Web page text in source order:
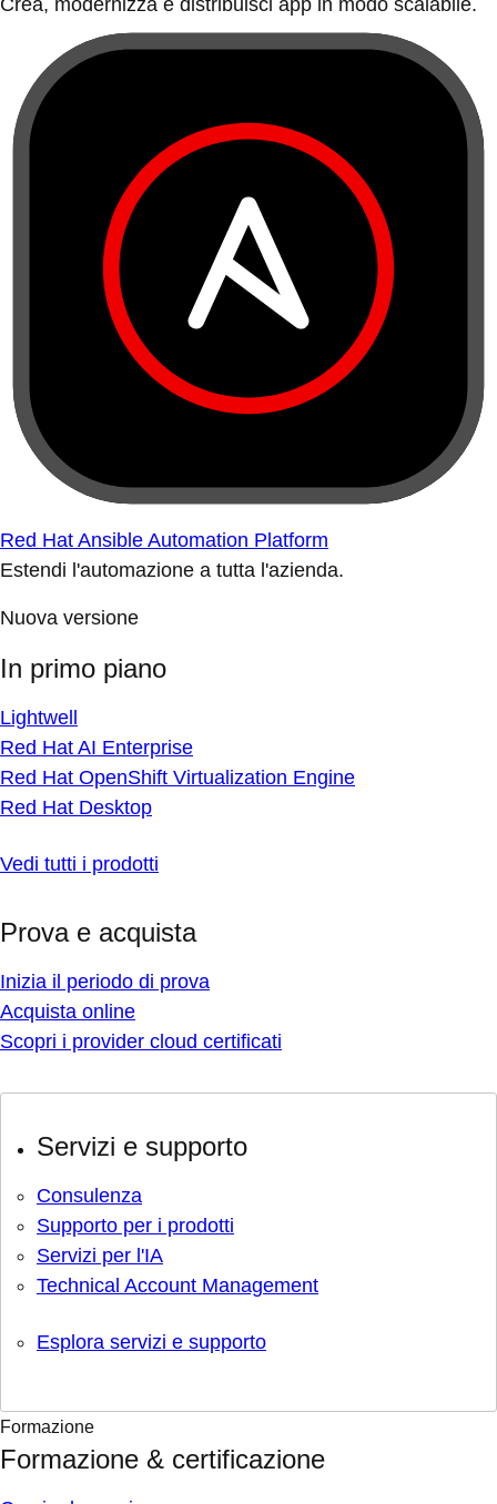
Crea, modernizza e distribuisci app in modo scalabile.
Red Hat Ansible Automation Platform
Estendi l'automazione a tutta l'azienda.
Nuova versione
In primo piano
Lightwell
Red Hat AI Enterprise
Red Hat OpenShift Virtualization Engine
Red Hat Desktop
Vedi tutti i prodotti
Prova e acquista
Inizia il periodo di prova
Acquista online
Scopri i provider cloud certificati
Servizi e supporto
Consulenza
Supporto per i prodotti
Servizi per l'IA
Technical Account Management
Esplora servizi e supporto
Formazione
Formazione & certificazione